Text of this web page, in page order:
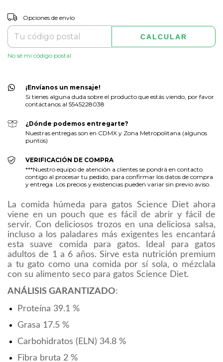
Entregas para el CP:
Opciones de envío
CALCULAR
No sé mi código postal
¡Envíanos un mensaje!
Si tienes alguna duda sobre el producto que estás viendo, por favor
contáctanos al 5545228038
¿Dónde podemos entregarte?
Nuestras entregas son en CDMX y Zona Metropolitana (algunos
puntos)
VERIFICACIÓN DE COMPRA
***Nuestro equipo de atención a clientes se pondrá en contacto
contigo al procesar tu pedido, para confirmar los datos de compra
y entrega. Los precios y existencias pueden variar sin previo aviso.
La comida húmeda para gatos Science Diet ahora
viene en un pouch que es fácil de abrir y fácil de
servir. Con deliciosos trozos en una deliciosa salsa,
incluso a los paladares más exigentes les encantará
esta suave comida para gatos. Ideal para gatos
adultos de 1 a 6 años. Sirve esta nutrición premium
a tu gato como una comida por sí sola, o mézclala
con su alimento seco para gatos Science Diet.
ANÁLISIS GARANTIZADO:
Proteína 39.1 %
Grasa 17.5 %
Carbohidratos (ELN) 34.8 %
Fibra bruta 2 %